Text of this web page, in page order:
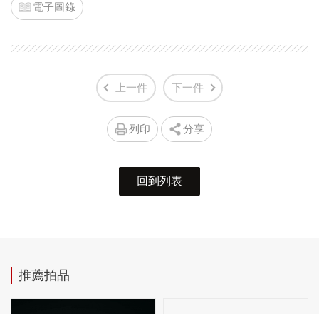
電子圖錄
上一件 下一件
列印 分享
回到列表
推薦拍品